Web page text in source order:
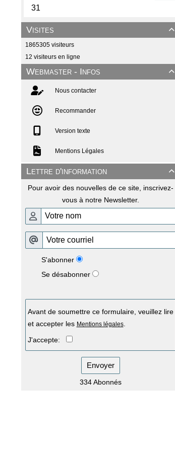

Visites
1865305 visiteurs
12 visiteurs en ligne

Webmaster - Infos
Nous contacter
Recommander
Version texte
Mentions Légales

Lettre d'information
Pour avoir des nouvelles de ce site, inscrivez-
vous à notre Newsletter.
S'abonner
Se désabonner
Avant de soumettre ce formulaire, veuillez lire
et accepter les Mentions légales.
J'accepte:
Envoyer
334 Abonnés